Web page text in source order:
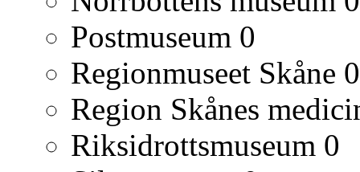
Postmuseum 0
Regionmuseet Skåne 0
Region Skånes
Riksidrottsmuseum 0